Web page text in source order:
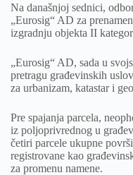
Na današnjoj sednici,
„Eurosig“ AD za
izgradnju objekta II
„Eurosig“ AD, sada u
pretragu građevinskih
za urbanizam, katastar i
Pre spajanja parcela,
iz poljoprivrednog u
četiri parcele ukupne
registrovane kao
za promenu namene.